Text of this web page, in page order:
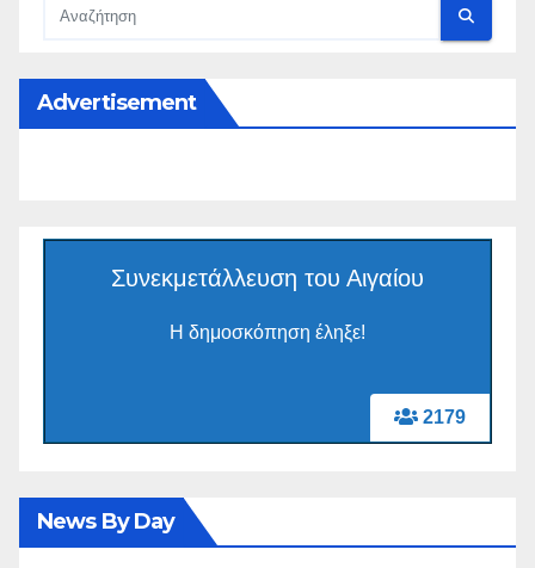
Advertisement
2179
Συνεκμετάλλευση του Αιγαίου
Η δημοσκόπηση έληξε!
News By Day